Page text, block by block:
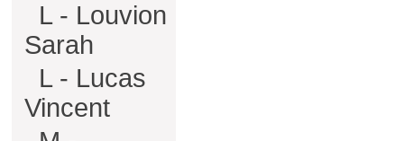
L - Louvion
Sarah
L - Lucas
Vincent